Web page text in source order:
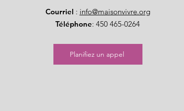
Courriel : info@maisonvivre.org
Téléphone: 450 465-0264
Planifiez un appel